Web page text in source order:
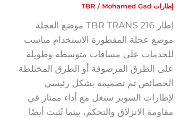
إطارات TBR / Mohamed Gad
إطار TBR TRANS 216 موضع العجلة
موضع عجلة المقطورة الاستخدام مناسب
للخدمات على مسافات متوسطة وطويلة
على الطرق المرصوفة أو الطرق المختلطة
الخصائص تم تصميمه بشكل رئيسي
لإطارات السوبر سنغل مع أداء ممتاز في
مقاومة الانزلاق والتحكم، بينما تُثبت أيضًا